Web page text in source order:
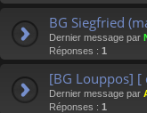
BG Siegfried
Dernier message par
Réponses : 1
[BG Louppos] [
Dernier message par
Réponses : 1